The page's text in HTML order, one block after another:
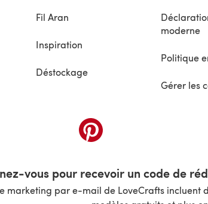
Fil Aran
Inspiration
Déstockage
moderne
Politique
Gérer les
un nouvel onglet) (s'ouvre dans un nouvel
vous pour recevoir un code de
marketing par e-mail de LoveCrafts incluent